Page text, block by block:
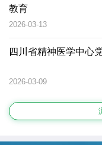
教育
2026-03-13
四川省精神医学中心
2026-03-09